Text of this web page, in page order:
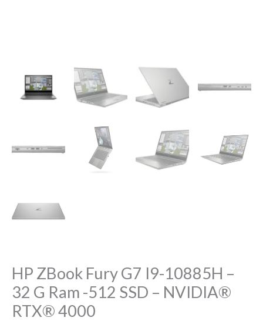
HP ZBook Fury G7 I9-10885H –
32 G Ram -512 SSD – NVIDIA®
RTX® 4000
quantity